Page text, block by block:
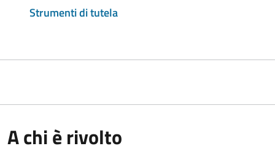
Strumenti di tutela
A chi è rivolto